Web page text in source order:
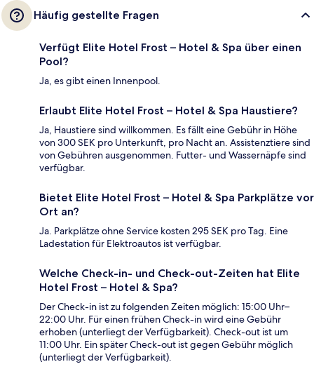
Häufig gestellte Fragen
Verfügt Elite Hotel Frost – Hotel & Spa über einen
Pool?
Ja, es gibt einen Innenpool.
Erlaubt Elite Hotel Frost – Hotel & Spa Haustiere?
Ja, Haustiere sind willkommen. Es fällt eine Gebühr in Höhe
von 300 SEK pro Unterkunft, pro Nacht an. Assistenztiere sind
von Gebühren ausgenommen. Futter- und Wassernäpfe sind
verfügbar.
Bietet Elite Hotel Frost – Hotel & Spa Parkplätze vor
Ort an?
Ja. Parkplätze ohne Service kosten 295 SEK pro Tag. Eine
Ladestation für Elektroautos ist verfügbar.
Welche Check-in- und Check-out-Zeiten hat Elite
Hotel Frost – Hotel & Spa?
Der Check-in ist zu folgenden Zeiten möglich: 15:00 Uhr–
22:00 Uhr. Für einen frühen Check-in wird eine Gebühr
erhoben (unterliegt der Verfügbarkeit). Check-out ist um
11:00 Uhr. Ein später Check-out ist gegen Gebühr möglich
(unterliegt der Verfügbarkeit).